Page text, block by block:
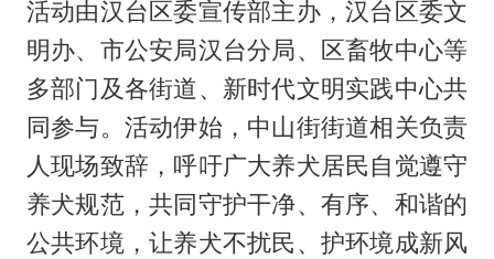
活动由汉台区委宣传部主办，汉台区委文
明办、市公安局汉台分局、区畜牧中心等
多部门及各街道、新时代文明实践中心共
同参与。活动伊始，中山街街道相关负责
人现场致辞，呼吁广大养犬居民自觉遵守
养犬规范，共同守护干净、有序、和谐的
公共环境，让养犬不扰民、护环境成新风